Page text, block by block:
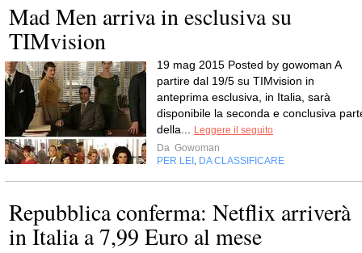
Mad Men arriva in esclusiva su
TIMvision
19 mag 2015 Posted by gowoman A
partire dal 19/5 su TIMvision in
anteprima esclusiva, in Italia, sarà
disponibile la seconda e conclusiva
della... Leggere il seguito
Da Gowoman
PER LEI , DA CLASSIFICARE
Repubblica conferma: Netflix arriverà
in Italia a 7,99 Euro al mese